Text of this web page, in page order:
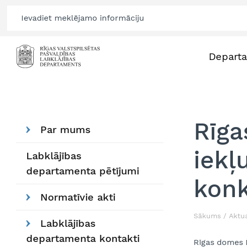
Par mums
Labklājības
departamenta pētījumi
Normatīvie akti
Labklājības
departamenta kontakti
Sākums
Rīgas